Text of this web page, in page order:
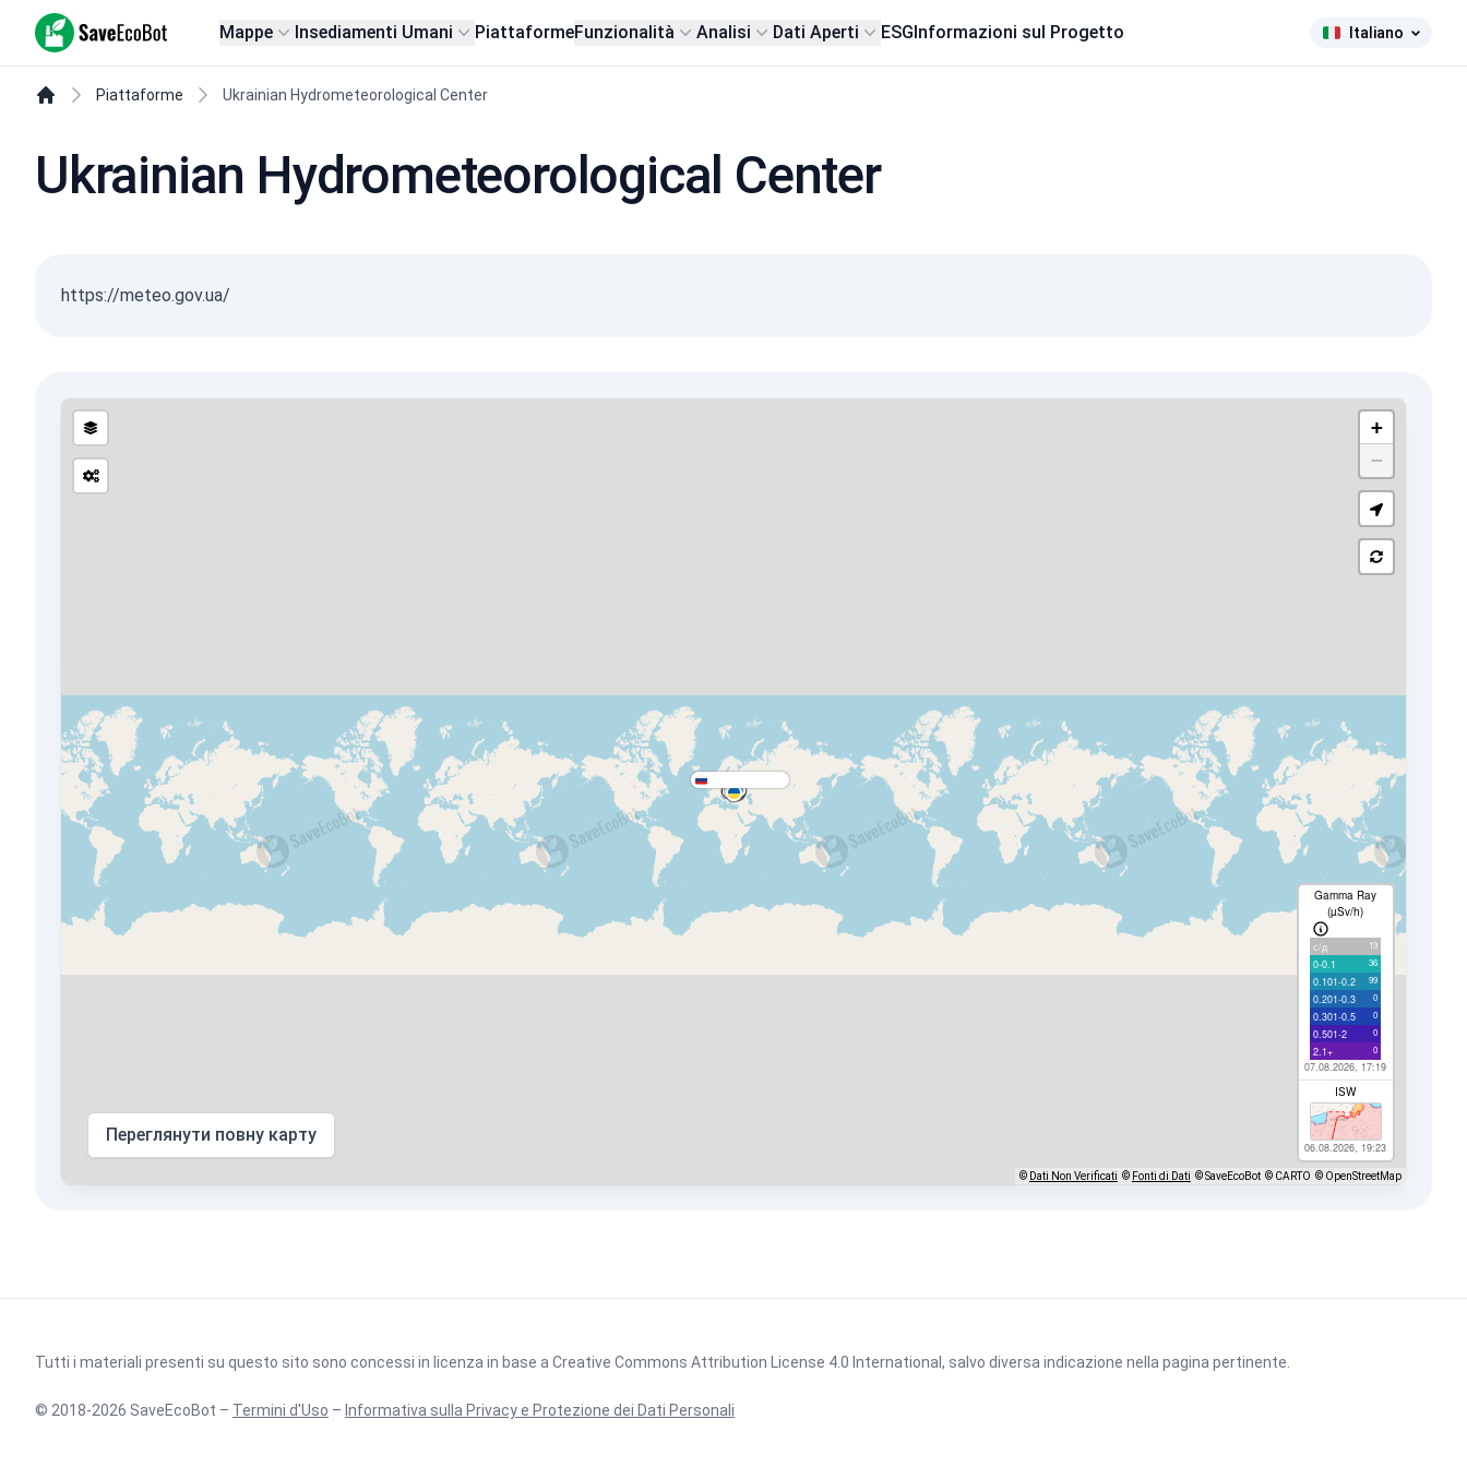
SaveEcoBot Mappe Insediamenti Umani PiattaformeFunzionalità Analisi Dati Aperti ESGInformazioni sul Progetto Italiano
Piattaforme Ukrainian Hydrometeorological Center
Ukrainian Hydrometeorological Center
https://meteo.gov.ua/
+
−
Gamma Ray
(µSv/h)
с/д 19
0-0.1 36
0.101-0.2 99
0.201-0.3 0
0.301-0.5 0
0.501-2 0
2.1+ 0
07.08.2026, 17:19
ISW
06.08.2026, 19:23
Переглянути повну карту
© Dati Non Verificati © Fonti di Dati © SaveEcoBot © CARTO © OpenStreetMap
Tutti i materiali presenti su questo sito sono concessi in licenza in base a Creative Commons Attribution License 4.0 International , salvo diversa indicazione nella pagina pertinente.
© 2018-2026 SaveEcoBot – Termini d'Uso – Informativa sulla Privacy e Protezione dei Dati Personali